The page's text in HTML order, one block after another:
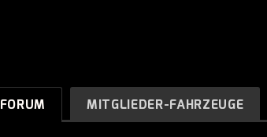
FORUM MITGLIEDER-FAHRZEUGE